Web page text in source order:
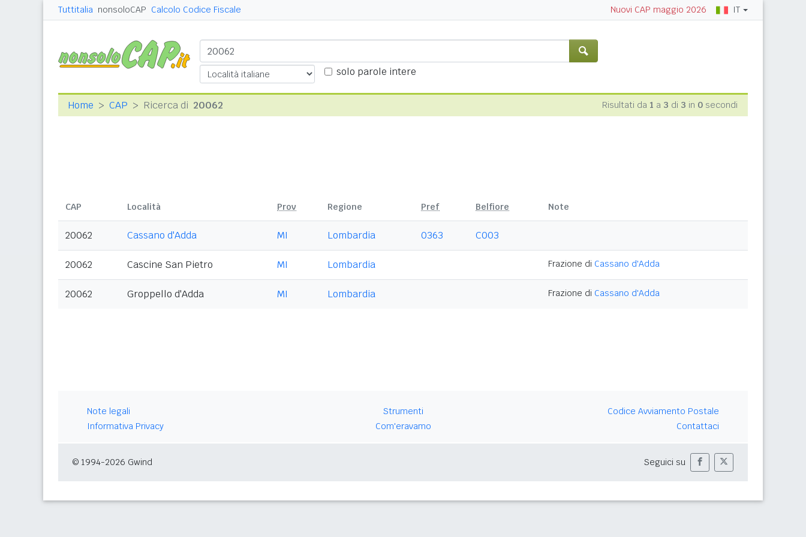
Tuttitalia nonsoloCAP Calcolo Codice Fiscale Nuovi CAP maggio 2026 IT
solo parole intere
Home CAP Ricerca di 20062 Risultati da 1 a 3 di 3 in 0 secondi
CAP Località Prov Regione Pref Belfiore Note
20062 Cassano d'Adda MI Lombardia 0363 C003
20062 Cascine San Pietro MI Lombardia Frazione di Cassano d'Adda
20062 Groppello d'Adda MI Lombardia Frazione di Cassano d'Adda
Note legali
Informativa Privacy
Strumenti
Com'eravamo
Codice Avviamento Postale
Contattaci
© 1994-2026 Gwind Seguici su